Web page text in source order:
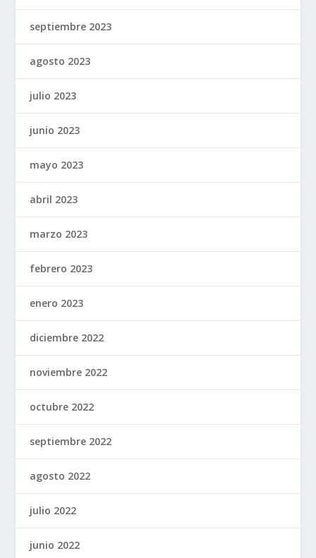
septiembre 2023
agosto 2023
julio 2023
junio 2023
mayo 2023
abril 2023
marzo 2023
febrero 2023
enero 2023
diciembre 2022
noviembre 2022
octubre 2022
septiembre 2022
agosto 2022
julio 2022
junio 2022